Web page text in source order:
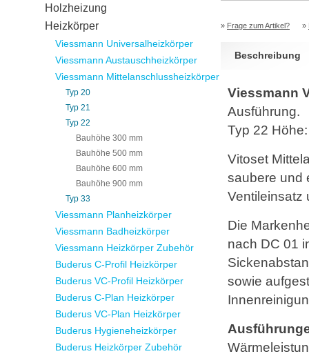
» Frage zum Artikel? »
Beschreibung
Viessmann
Ausführung.
Typ 22
Vitoset
saubere und
Ventileinsatz
Die
nach DC 01
sowie
Holzheizung
Heizkörper
Viessmann Universalheizkörper
Viessmann Austauschheizkörper
Viessmann Mittelanschlussheizkörper
Typ 20
Typ 21
Typ 22
Bauhöhe 300 mm
Bauhöhe 500 mm
Bauhöhe 600 mm
Bauhöhe 900 mm
Typ 33
Viessmann Planheizkörper
Viessmann Badheizkörper
Viessmann Heizkörper Zubehör
Buderus C-Profil Heizkörper
Buderus VC-Profil Heizkörper
Buderus C-Plan Heizkörper
Buderus VC-Plan Heizkörper
Buderus Hygieneheizkörper
Buderus Heizkörper Zubehör